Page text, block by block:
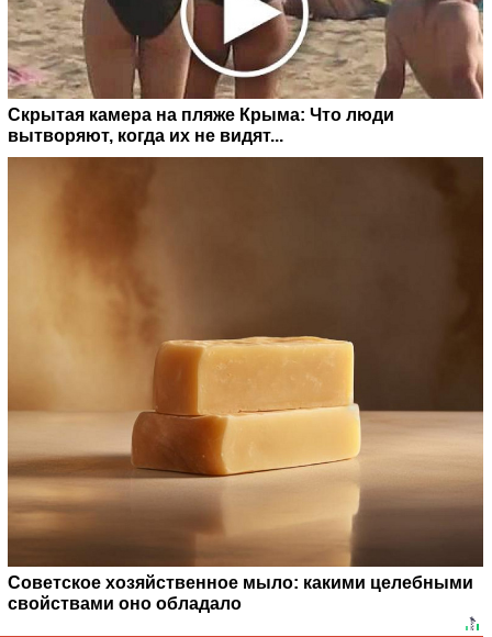
Скрытая камера на пляже Крыма: Что люди
вытворяют, когда их не видят...
Советское хозяйственное мыло: какими целебными
свойствами оно обладало